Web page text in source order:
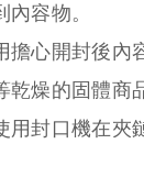
容物。
心開封後內
燥的固體商
封口機在夾